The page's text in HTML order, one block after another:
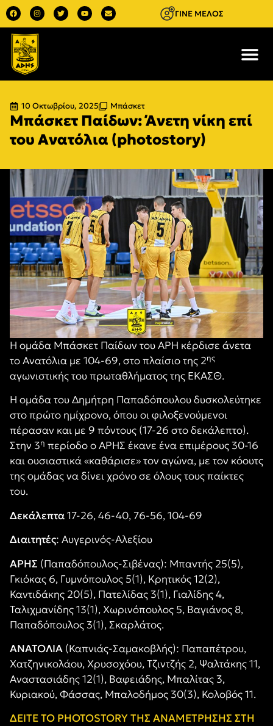
ΓΙΝΕ ΜΕΛΟΣ
10 Οκτωβρίου, 2025 Μπάσκετ
Μπάσκετ Παίδων: Άνετη νίκη επί
του Ανατόλια (photostory)
Η ομάδα Μπάσκετ Παίδων του ΑΡΗ κέρδισε άνετα
το Ανατόλια με 104-69, στο πλαίσιο της 2ης
αγωνιστικής του πρωταθλήματος της ΕΚΑΣΘ.
Η ομάδα του Δημήτρη Παπαδόπουλου δυσκολεύτηκε
στο πρώτο ημίχρονο, όπου οι φιλοξενούμενοι
πέρασαν και με 9 πόντους (17-26 στο δεκάλεπτο).
Στην 3η περίοδο ο ΑΡΗΣ έκανε ένα επιμέρους 30-16
και ουσιαστικά «καθάρισε» τον αγώνα, με τον κόουτς
της ομάδας να δίνει χρόνο σε όλους τους παίκτες
του.
Δεκάλεπτα17-26, 46-40, 76-56, 104-69
Διαιτητές: Αυγερινός-Αλεξίου
ΑΡΗΣ (Παπαδόπουλος-Σιβένας): Μπαντής 25(5),
Γκιόκας 6, Γυμνόπουλος 5(1), Κρητικός 12(2),
Καντιδάκης 20(5), Πατελίδας 3(1), Γιαλίδης 4,
Ταλιχμανίδης 13(1), Χωρινόπουλος 5, Βαγιάνος 8,
Παπαδόπουλος 3(1), Σκαρλάτος.
ΑΝΑΤΟΛΙΑ (Καπνιάς-Σαμακοβλής): Παπαπέτρου,
Χατζηνικολάου, Χρυσοχόου, Τζιντζής 2, Ψαλτάκης 11,
Αναστασιάδης 12(1), Βαφειάδης, Μπαλίτας 3,
Κυριακού, Φάσσας, Μπαλοδήμος 30(3), Κολοβός 11.
ΔΕΙΤΕ ΤΟ PHOTOSTORY ΤΗΣ ΑΝΑΜΕΤΡΗΣΗΣ ΣΤΗ